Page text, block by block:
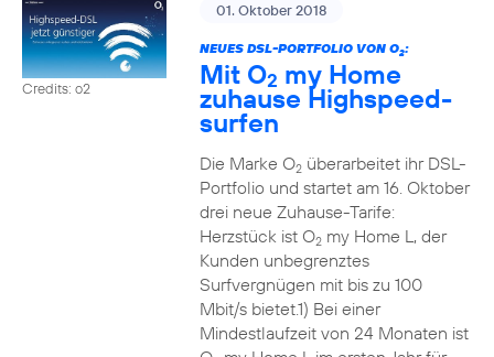
Credits: o2
01. Oktober 2018
NEUES DSL-PORTFOLIO VON O2:
Mit O2 my Home
zuhause Highspeed-
surfen
Die Marke O2überarbeitet ihr DSL-
Portfolio und startet am 16. Oktober
drei neue Zuhause-Tarife:
Herzstück ist O2my Home L, der
Kunden unbegrenztes
Surfvergnügen mit bis zu 100
Mbit/s bietet.1) Bei einer
Mindestlaufzeit von 24 Monaten ist